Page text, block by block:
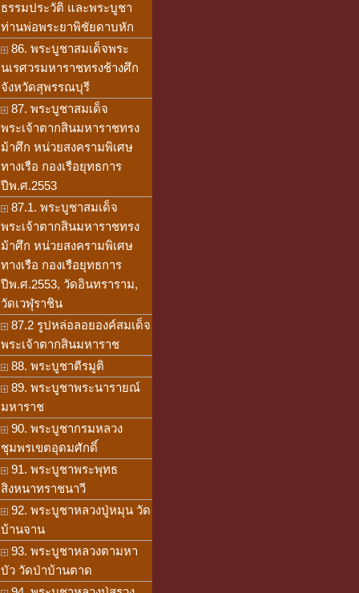
ธรรมประวัติ และพระบูชา
ท่านพ่อพระยาพิชัยดาบหัก
86. พระบูชาสมเด็จพระ
นเรศวรมหาราชทรงช้างศึก
จังหวัดสุพรรณบุรี
87. พระบูชาสมเด็จ
พระเจ้าตากสินมหาราชทรง
ม้าศึก หน่วยสงครามพิเศษ
ทางเรือ กองเรือยุทธการ
ปีพ.ศ.2553
87.1. พระบูชาสมเด็จ
พระเจ้าตากสินมหาราชทรง
ม้าศึก หน่วยสงครามพิเศษ
ทางเรือ กองเรือยุทธการ
ปีพ.ศ.2553, วัดอินทราราม,
วัดเวฬุราชิน
87.2 รูปหล่อลอยองค์สมเด็จ
พระเจ้าตากสินมหาราช
88. พระบูชาตีรมูติ
89. พระบูชาพระนารายณ์
มหาราช
90. พระบูชากรมหลวง
ชุมพรเขตอุดมศักดิ์
91. พระบูชาพระพุทธ
สิงหนาทราชนาวี
92. พระบูชาหลวงปู่หมุน วัด
บ้านจาน
93. พระบูชาหลวงตามหา
บัว วัดป่าบ้านตาด